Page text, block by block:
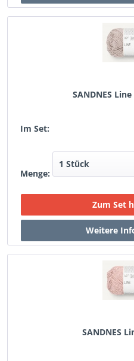
SANDNES
Im Set:
Menge:
SANDNES